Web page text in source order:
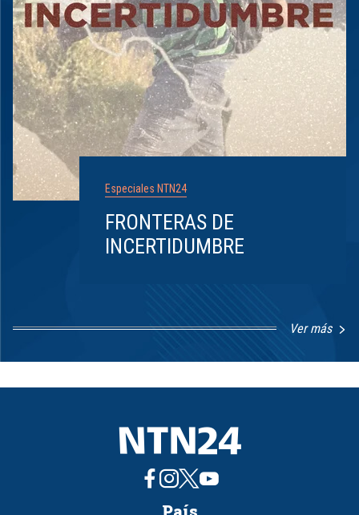
Especiales NTN24
FRONTERAS DE
INCERTIDUMBRE
Ver más
8
País